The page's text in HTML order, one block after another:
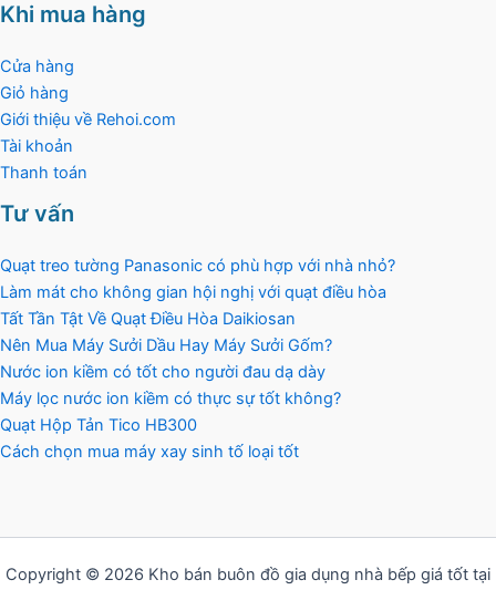
Khi mua hàng
Cửa hàng
Giỏ hàng
Giới thiệu về Rehoi.com
Tài khoản
Thanh toán
Tư vấn
Quạt treo tường Panasonic có phù hợp với nhà nhỏ?
Làm mát cho không gian hội nghị với quạt điều hòa
Tất Tần Tật Về Quạt Điều Hòa Daikiosan
Nên Mua Máy Sưởi Dầu Hay Máy Sưởi Gốm?
Nước ion kiềm có tốt cho người đau dạ dày
Máy lọc nước ion kiềm có thực sự tốt không?
Quạt Hộp Tản Tico HB300
Cách chọn mua máy xay sinh tố loại tốt
Copyright © 2026 Kho bán buôn đồ gia dụng nhà bếp giá tốt tại